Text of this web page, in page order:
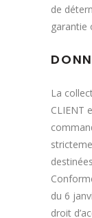
de
garantie
La
CLIENT
du 6
droit